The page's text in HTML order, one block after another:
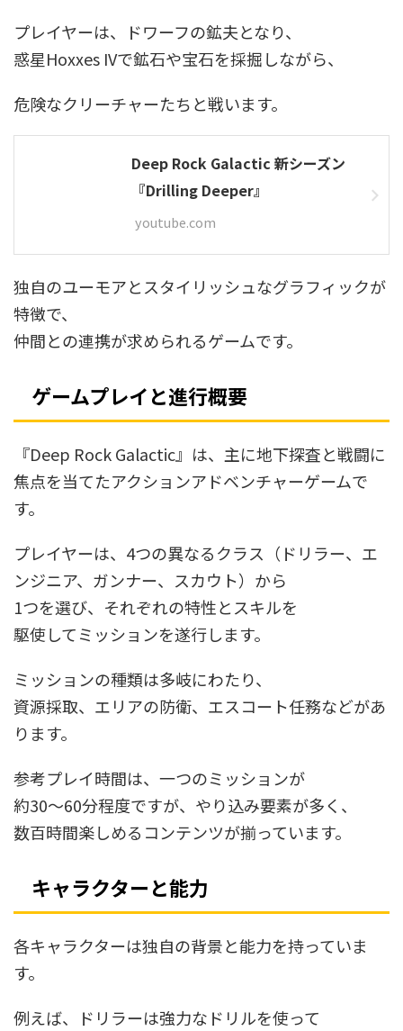
プレイヤーは、ドワーフの鉱夫となり、
惑星Hoxxes IVで鉱石や宝石を採掘しながら、
危険なクリーチャーたちと戦います。
Deep Rock Galactic 新シーズン
『Drilling Deeper』
youtube.com
独自のユーモアとスタイリッシュなグラフィックが
特徴で、
仲間との連携が求められるゲームです。
ゲームプレイと進行概要
『Deep Rock Galactic』は、主に地下探査と戦闘に
焦点を当てたアクションアドベンチャーゲームで
す。
プレイヤーは、4つの異なるクラス（ドリラー、エ
ンジニア、ガンナー、スカウト）から
1つを選び、それぞれの特性とスキルを
駆使してミッションを遂行します。
ミッションの種類は多岐にわたり、
資源採取、エリアの防衛、エスコート任務などがあ
ります。
参考プレイ時間は、一つのミッションが
約30〜60分程度ですが、やり込み要素が多く、
数百時間楽しめるコンテンツが揃っています。
キャラクターと能力
各キャラクターは独自の背景と能力を持っていま
す。
例えば、ドリラーは強力なドリルを使って